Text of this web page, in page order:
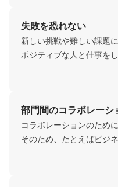
また、企業のエンジニア
く、採用力が上がるよう
失敗を恐れない
新しい挑戦や難しい課題
ポジティブな人と仕事を
部門間のコラボレーシ
コラボレーションのため
そのため、たとえばビジ